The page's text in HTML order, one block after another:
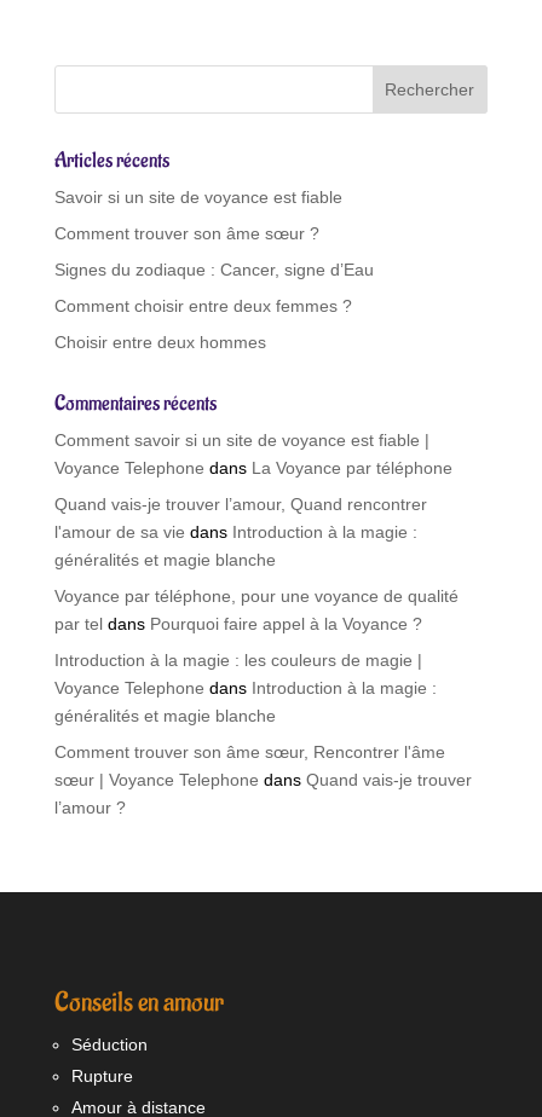
i
v
:
Articles récents
Savoir si un site de voyance est fiable
Comment trouver son âme sœur ?
Signes du zodiaque : Cancer, signe d’Eau
Comment choisir entre deux femmes ?
Choisir entre deux hommes
Commentaires récents
Comment savoir si un site de voyance est fiable |
Voyance Telephone dans La Voyance par téléphone
Quand vais-je trouver l’amour, Quand rencontrer
l'amour de sa vie dans Introduction à la magie :
généralités et magie blanche
Voyance par téléphone, pour une voyance de qualité
par teldans Pourquoi faire appel à la Voyance ?
Introduction à la magie : les couleurs de magie |
Voyance Telephone dans Introduction à la magie :
généralités et magie blanche
Comment trouver son âme sœur, Rencontrer l'âme
sœur | Voyance Telephone dans Quand vais-je trouver
l’amour ?
Conseils en amour
Séduction
Rupture
Amour à distance